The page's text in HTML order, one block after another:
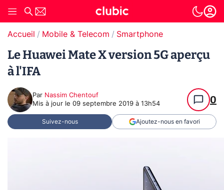
Accueil Mobile & Telecom Smartphone
Le Huawei Mate X version 5G aperçu
à l'IFA
Par Nassim Chentouf
Mis à jour le 09 septembre 2019 à 13h54 0
Suivez-nous Ajoutez-nous en favori